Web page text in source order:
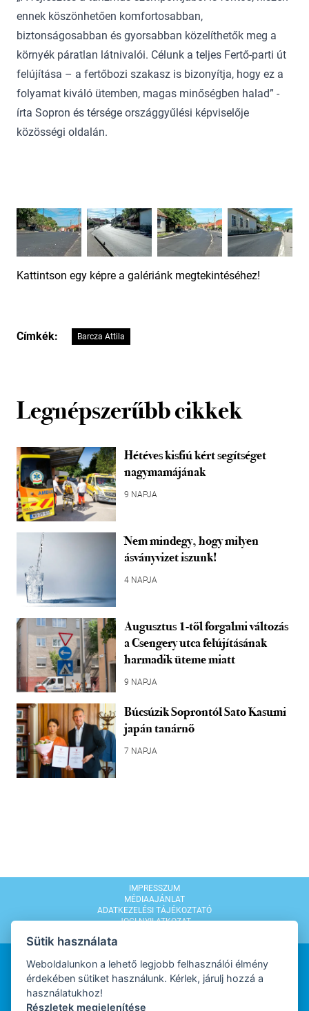
ennek köszönhetően komfortosabban,
biztonságosabban és gyorsabban közelíthetők meg a
környék páratlan látnivalói. Célunk a teljes Fertő-parti út
felújítása – a fertőbozi szakasz is bizonyítja, hogy ez a
folyamat kiváló ütemben, magas minőségben halad” -
írta Sopron és térsége országgyűlési képviselője
közösségi oldalán.
Kattintson egy képre a galériánk megtekintéséhez!
Címkék: Barcza Attila
Legnépszerűbb cikkek
Hétéves kisfiú kért segítséget
nagymamájának
9 NAPJA
Nem mindegy, hogy milyen
ásványvizet iszunk!
4 NAPJA
Augusztus 1-től forgalmi változás
a Csengery utca felújításának
harmadik üteme miatt
9 NAPJA
Búcsúzik Soprontól Sato Kasumi
japán tanárnő
7 NAPJA
IMPRESSZUM
MÉDIAAJÁNLAT
ADATKEZELÉSI TÁJÉKOZTATÓ
JOGI NYILATKOZAT
Sütik használata
Weboldalunkon a lehető legjobb felhasználói élmény
érdekében sütiket használunk. Kérlek, járulj hozzá a
használatukhoz!
Részletek megjelenítése